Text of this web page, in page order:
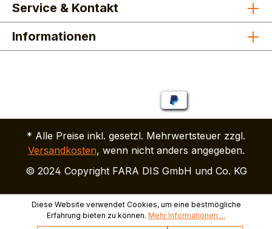
Service & Kontakt
Informationen
* Alle Preise inkl. gesetzl. Mehrwertsteuer zzgl.
Versandkosten, wenn nicht anders angegeben.
© 2024 Copyright FARA DIS GmbH und Co. KG
Diese Website verwendet Cookies, um eine bestmögliche
Erfahrung bieten zu können. Mehr Informationen ...